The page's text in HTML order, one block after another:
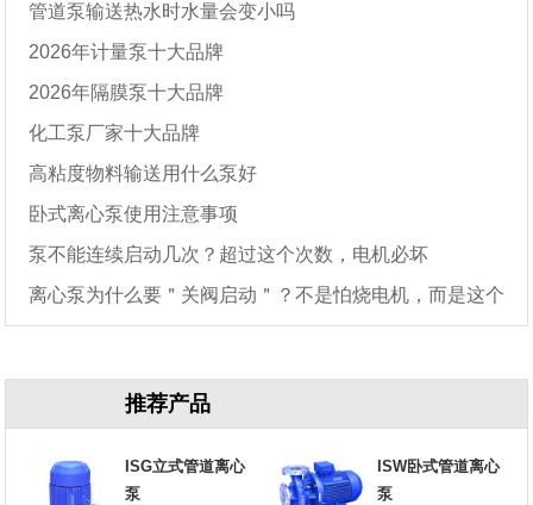
管道泵输送热水时水量会变小吗
2026年计量泵十大品牌
2026年隔膜泵十大品牌
化工泵厂家十大品牌
高粘度物料输送用什么泵好
卧式离心泵使用注意事项
泵不能连续启动几次？超过这个次数，电机必坏
离心泵为什么要＂关阀启动＂？不是怕烧电机，而是这个
推荐产品
ISG立式管道离心
泵
ISW卧式管道离心
泵